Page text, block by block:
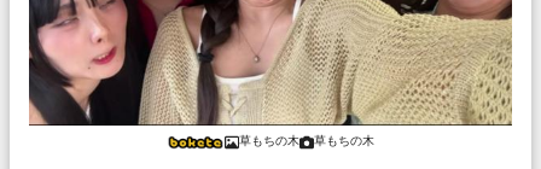
草もちの木 草もちの木